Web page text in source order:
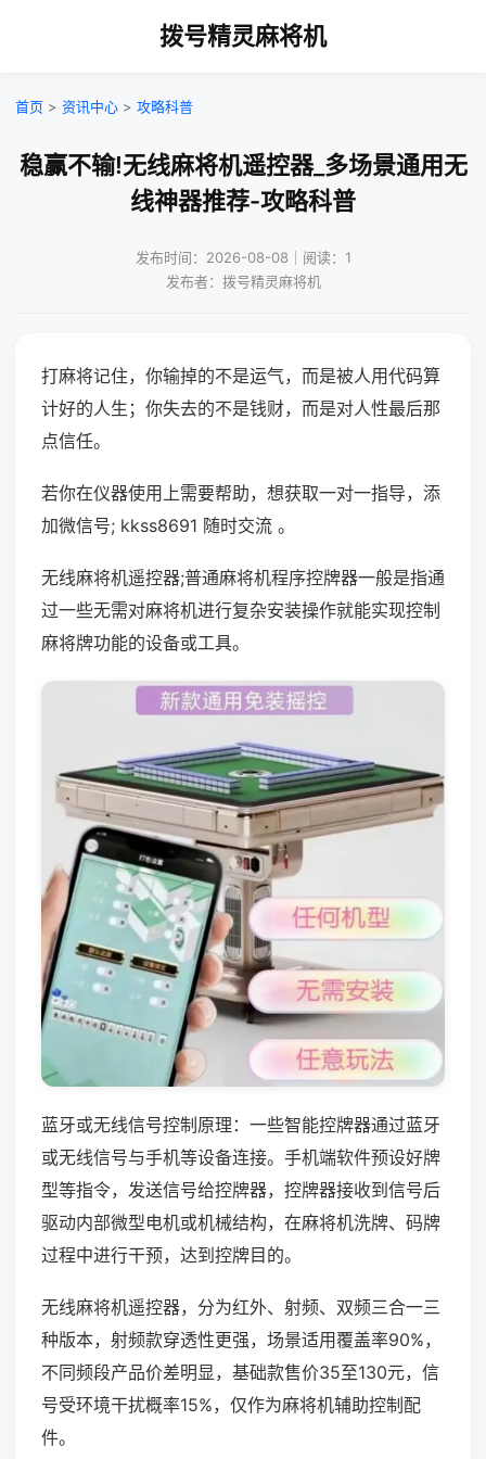
拨号精灵麻将机
首页 > 资讯中心 > 攻略科普
稳赢不输!无线麻将机遥控器_多场景通用无
线神器推荐-攻略科普
发布时间：2026-08-08｜阅读：1
发布者：拨号精灵麻将机
打麻将记住，你输掉的不是运气，而是被人用代码算
计好的人生；你失去的不是钱财，而是对人性最后那
点信任。
若你在仪器使用上需要帮助，想获取一对一指导，添
加微信号; kkss8691 随时交流 。
无线麻将机遥控器;普通麻将机程序控牌器一般是指通
过一些无需对麻将机进行复杂安装操作就能实现控制
麻将牌功能的设备或工具。
蓝牙或无线信号控制原理：一些智能控牌器通过蓝牙
或无线信号与手机等设备连接。手机端软件预设好牌
型等指令，发送信号给控牌器，控牌器接收到信号后
驱动内部微型电机或机械结构，在麻将机洗牌、码牌
过程中进行干预，达到控牌目的。
无线麻将机遥控器，分为红外、射频、双频三合一三
种版本，射频款穿透性更强，场景适用覆盖率90%，
不同频段产品价差明显，基础款售价35至130元，信
号受环境干扰概率15%，仅作为麻将机辅助控制配
件。